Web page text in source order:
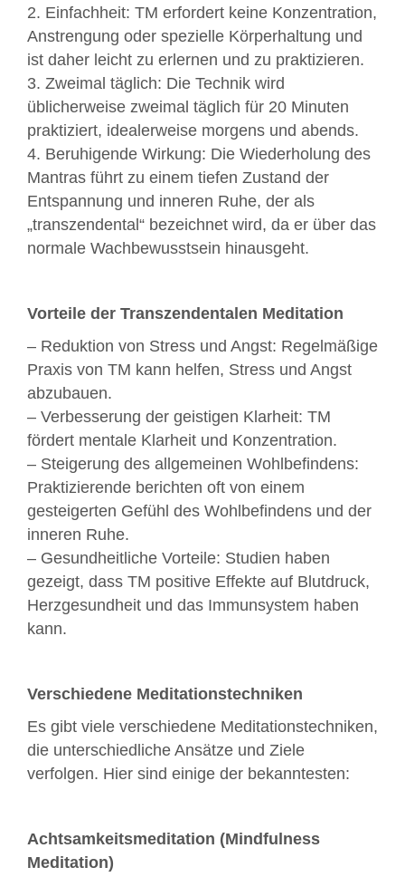
2. Einfachheit: TM erfordert keine Konzentration,
Anstrengung oder spezielle Körperhaltung und
ist daher leicht zu erlernen und zu praktizieren.
3. Zweimal täglich: Die Technik wird
üblicherweise zweimal täglich für 20 Minuten
praktiziert, idealerweise morgens und abends.
4. Beruhigende Wirkung: Die Wiederholung des
Mantras führt zu einem tiefen Zustand der
Entspannung und inneren Ruhe, der als
„transzendental“ bezeichnet wird, da er über das
normale Wachbewusstsein hinausgeht.
Vorteile der Transzendentalen Meditation
– Reduktion von Stress und Angst: Regelmäßige
Praxis von TM kann helfen, Stress und Angst
abzubauen.
– Verbesserung der geistigen Klarheit: TM
fördert mentale Klarheit und Konzentration.
– Steigerung des allgemeinen Wohlbefindens:
Praktizierende berichten oft von einem
gesteigerten Gefühl des Wohlbefindens und der
inneren Ruhe.
– Gesundheitliche Vorteile: Studien haben
gezeigt, dass TM positive Effekte auf Blutdruck,
Herzgesundheit und das Immunsystem haben
kann.
Verschiedene Meditationstechniken
Es gibt viele verschiedene Meditationstechniken,
die unterschiedliche Ansätze und Ziele
verfolgen. Hier sind einige der bekanntesten:
Achtsamkeitsmeditation (Mindfulness
Meditation)